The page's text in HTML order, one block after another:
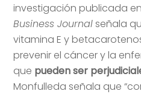
investigación publicada
Business Journalseñala
vitamina E y
prevenir el cáncer y la
que pueden ser
Monfulleda señala que